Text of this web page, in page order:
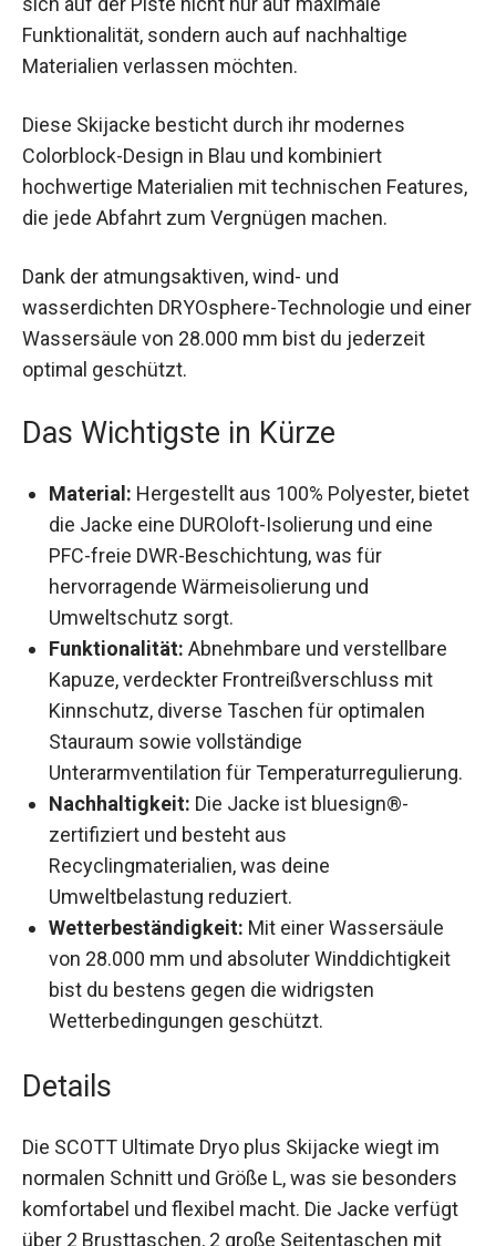
Funktionalität, sondern auch auf nachhaltige
Materialien verlassen möchten.
Colorblock-Design in Blau und kombiniert
hochwertige Materialien mit technischen
Features, die jede Abfahrt zum Vergnügen
machen.
Dank der atmungsaktiven, wind- und
wasserdichten DRYOsphere-Technologie und
einer Wassersäule von 28.000 mm bist du
jederzeit optimal geschützt.
Das Wichtigste in Kürze
Material: Hergestellt aus 100% Polyester,
bietet die Jacke eine DUROloft-Isolierung und
eine PFC-freie DWR-Beschichtung, was für
hervorragende Wärmeisolierung und
Umweltschutz sorgt.
Funktionalität: Abnehmbare und verstellbare
Kapuze, verdeckter Frontreißverschluss mit
Kinnschutz, diverse Taschen für optimalen
Stauraum sowie vollständige
Unterarmventilation für
Temperaturregulierung.
Nachhaltigkeit: Die Jacke ist bluesign®-
zertifiziert und besteht aus
Recyclingmaterialien, was deine
Umweltbelastung reduziert.
Wetterbeständigkeit:Mit einer Wassersäule
von 28.000 mm und absoluter Winddichtigkeit
bist du bestens gegen die widrigsten
Details
Die SCOTT Ultimate Dryo plus Skijacke wiegt im
normalen Schnitt und Größe L, was sie besonders